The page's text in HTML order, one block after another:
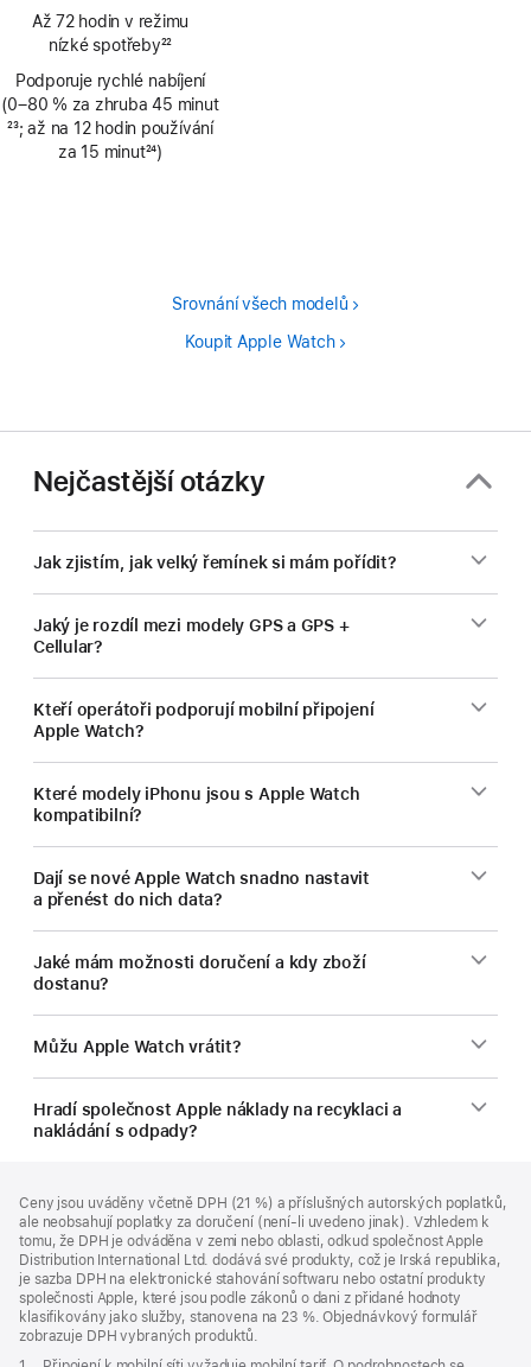
Až 72 hodin v režimu
nízké spotřeby22
Podporuje rychlé nabíjení
(0–80 % za zhruba 45 minut
Poznámka
23; až na 12 hodin používání
za 15 minut24)
Srovnání všech modelů
Koupit Apple Watch
Nejčastější otázky
Jak zjistím, jak velký řemínek si mám pořídit?
Jaký je rozdíl mezi modely GPS a GPS +
Cellular?
Kteří operátoři podporují mobilní připojení
Apple Watch?
Které modely iPhonu jsou s Apple Watch
kompatibilní?
Dají se nové Apple Watch snadno nastavit
a přenést do nich data?
Jaké mám možnosti doručení a kdy zboží
dostanu?
Můžu Apple Watch vrátit?
Hradí společnost Apple náklady na recyklaci a
nakládání s odpady?
Ceny jsou uváděny včetně DPH (21 %) a příslušných autorských poplatků,
ale neobsahují poplatky za doručení (není-li uvedeno jinak). Vzhledem k
tomu, že DPH je odváděna v zemi nebo oblasti, odkud společnost Apple
Distribution International Ltd. dodává své produkty, což je Irská republika,
je sazba DPH na elektronické stahování softwaru nebo ostatní produkty
společnosti Apple, které jsou podle zákonů o dani z přidané hodnoty
klasifikovány jako služby, stanovena na 23 %. Objednávkový formulář
zobrazuje DPH vybraných produktů.